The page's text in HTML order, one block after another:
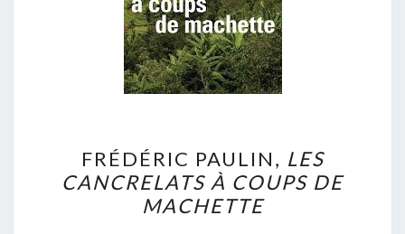
PAULIN,
LES
CANCRELATS
FRÉDÉRIC PAULIN, LES
CANCRELATS À COUPS DE
MACHETTE